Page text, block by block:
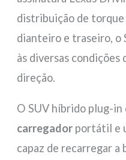
distribuição de
dianteiro e traseiro, o
às diversas condições
direção.
O SUV híbrido plug-
carregador portátil e
capaz de recarregar